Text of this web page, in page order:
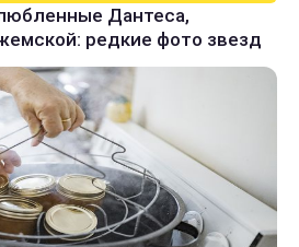
Дантеса,
редкие фото звезд